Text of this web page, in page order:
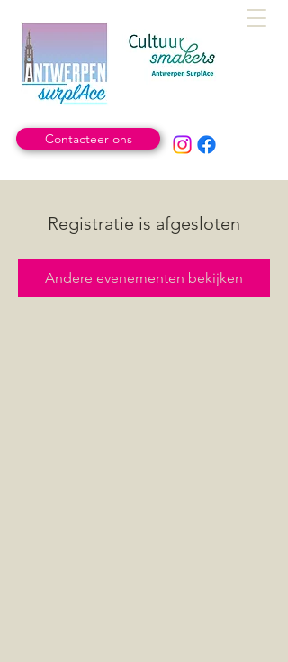
Contacteer ons
Registratie is afgesloten
Andere evenementen bekijken